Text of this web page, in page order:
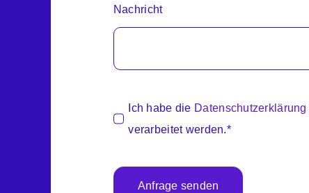
Nachricht
Ich habe die Datenschutzerklärung
verarbeitet werden.*
Anfrage senden